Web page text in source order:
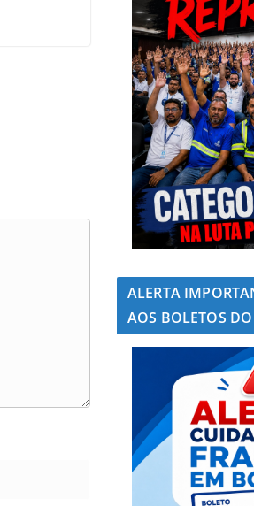
ALERTA
AOS BOLETOS